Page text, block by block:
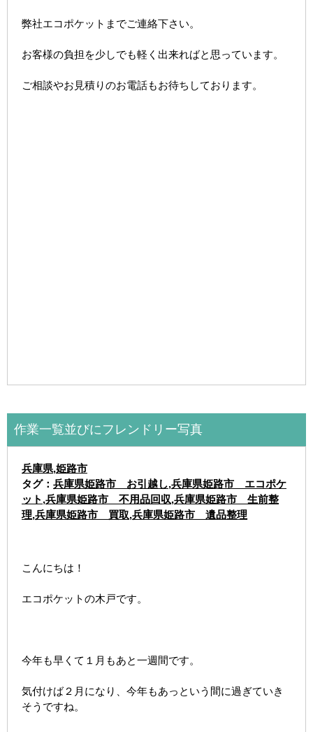
弊社エコポケットまでご連絡下さい。
お客様の負担を少しでも軽く出来ればと思っています。
ご相談やお見積りのお電話もお待ちしております。
作業一覧並びにフレンドリー写真
兵庫県,姫路市
タグ： 兵庫県姫路市 お引越し,兵庫県姫路市 エコポケ
ット ,兵庫県姫路市 不用品回収,兵庫県姫路市 生前整
理,兵庫県姫路市 買取,兵庫県姫路市 遺品整理
こんにちは！
エコポケットの木戸です。
今年も早くて１月もあと一週間です。
気付けば２月になり、今年もあっという間に過ぎていき
そうですね。